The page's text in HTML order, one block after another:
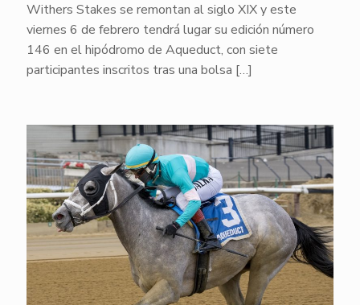
Withers Stakes se remontan al siglo XIX y este
viernes 6 de febrero tendrá lugar su edición número
146 en el hipódromo de Aqueduct, con siete
participantes inscritos tras una bolsa […]